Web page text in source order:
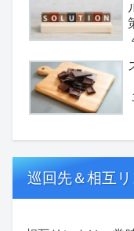
巡回先＆相互リ